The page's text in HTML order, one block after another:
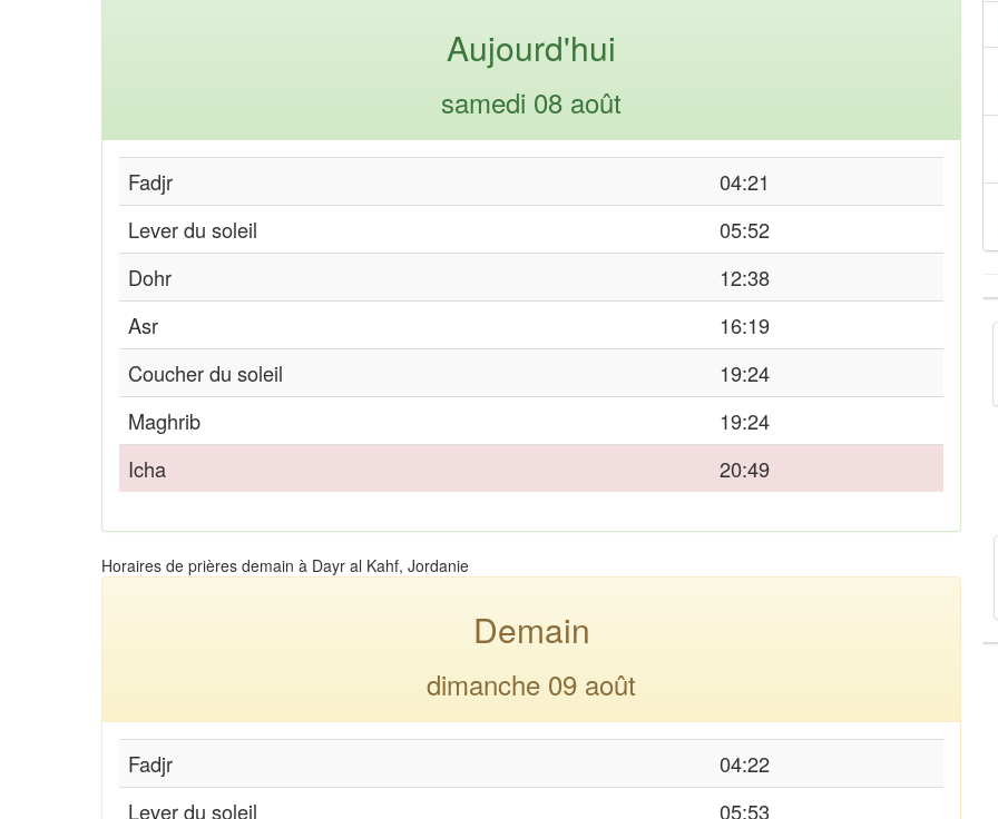
Aujourd'hui
samedi 08 août
Fadjr
04:21
Lever du soleil
05:52
Dohr
12:38
Asr
16:19
Coucher du soleil
19:24
Maghrib
19:24
Icha
20:49
Horaires de prières demain à Dayr al Kahf, Jordanie
Demain
dimanche 09 août
Fadjr
04:22
Lever du soleil
05:53